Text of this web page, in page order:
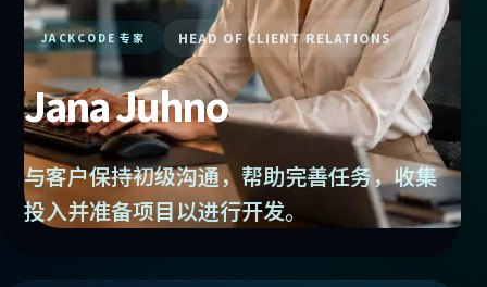
JACKCODE 专家 HEAD OF CLIENT RELATIONS
Jana Juhno
与客户保持初级沟通，帮助完善任务，收集
投入并准备项目以进行开发。